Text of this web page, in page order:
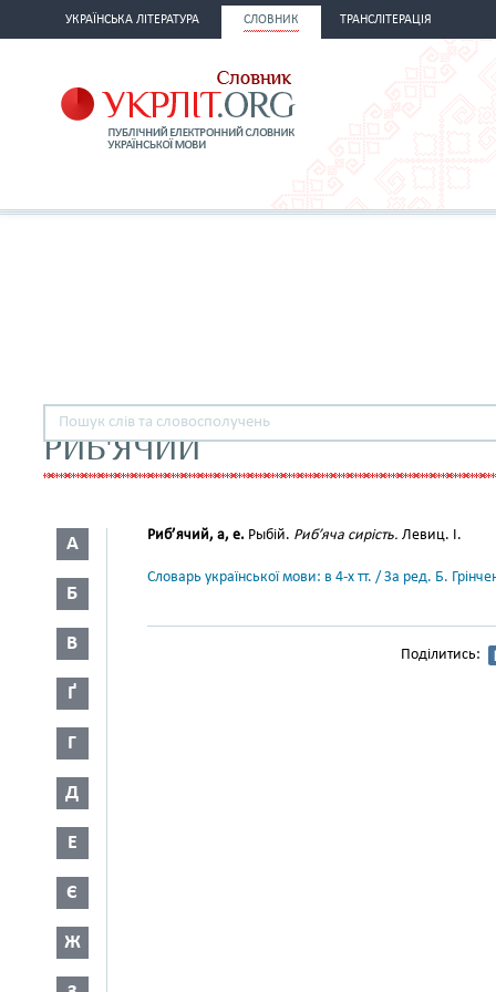
УКРАЇНСЬКА ЛІТЕРАТУРА СЛОВНИК ТРАНСЛІТЕРАЦІЯ
РИБ'ЯЧИЙ
А
Б
В
Ґ
Г
Д
Е
Є
Ж
Риб’ячий, а, е. Рыбій. Риб’яча сирість. Левиц. І.
Словарь української мови: в 4-х тт. / За ред. Б.
Поділитись: